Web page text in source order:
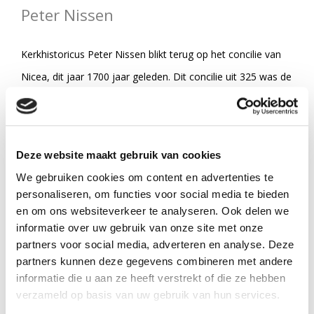
Deze website maakt gebruik van cookies
We gebruiken cookies om content en advertenties te
personaliseren, om functies voor social media te bieden
en om ons websiteverkeer te analyseren. Ook delen we
informatie over uw gebruik van onze site met onze
partners voor social media, adverteren en analyse. Deze
partners kunnen deze gegevens combineren met andere
informatie die u aan ze heeft verstrekt of die ze hebben
verzameld op basis van uw gebruik van hun services.
Peter Nissen
Kerkhistoricus Peter Nissen blikt terug op het concilie van
Nicea, dit jaar 1700 jaar geleden. Dit concilie uit 325 was de
allereerste kerkvergadering waarbij christenen uit alle
beaamd.
Dit boekje gaat in op de thema’s die ter sprake
kwamen in 325 en de betekenis voor vandaag
Met gespreksvragen om door te praten binnen de
parochie, gemeente of gespreksgroep